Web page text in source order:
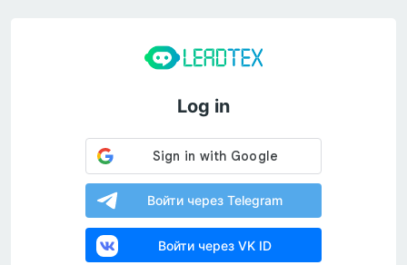
Log in
Войти через Telegram
Войти через VK ID